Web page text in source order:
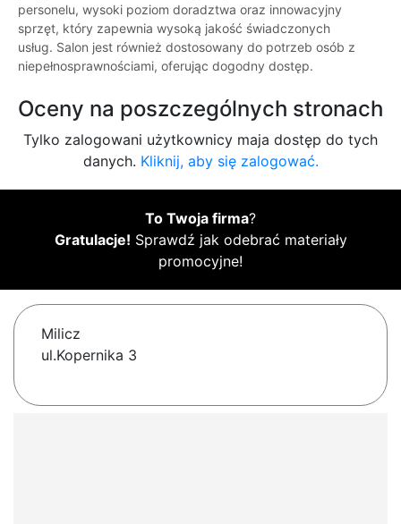
personelu, wysoki poziom doradztwa oraz innowacyjny
sprzęt, który zapewnia wysoką jakość świadczonych
usług. Salon jest również dostosowany do potrzeb osób z
niepełnosprawnościami, oferując dogodny dostęp.
Oceny na poszczególnych stronach
Tylko zalogowani użytkownicy maja dostęp do tych
danych. Kliknij, aby się zalogować.
To Twoja firma?
Gratulacje! Sprawdź jak odebrać materiały
promocyjne!
Milicz
ul.Kopernika 3